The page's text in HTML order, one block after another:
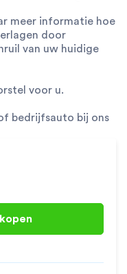
meer informatie hoe
door
van uw huidige
voor u.
bedrijfsauto bij ons